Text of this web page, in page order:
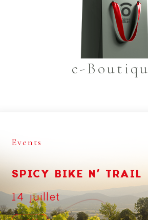
e-
Events
SPICY BIKE N’ TRAIL
14 juillet